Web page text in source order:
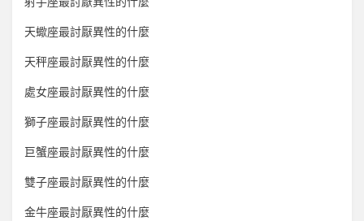
天蠍座最討厭異性的什麼
天秤座最討厭異性的什麼
處女座最討厭異性的什麼
獅子座最討厭異性的什麼
巨蟹座最討厭異性的什麼
雙子座最討厭異性的什麼
金牛座最討厭異性的什麼